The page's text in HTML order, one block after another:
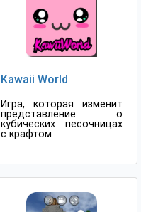
Kawaii World
Игра, которая изменит
представление о
кубических песочницах
с крафтом